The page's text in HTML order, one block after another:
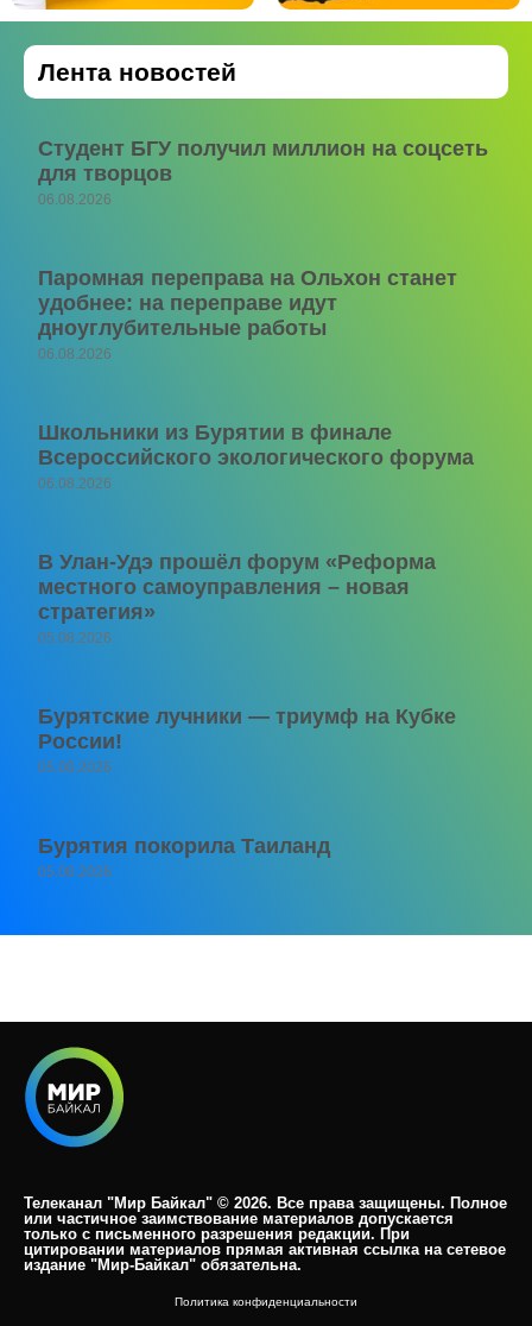
Лента новостей
Студент БГУ получил миллион на соцсеть
для творцов
06.08.2026
Паромная переправа на Ольхон станет
удобнее: на переправе идут
дноуглубительные работы
06.08.2026
Школьники из Бурятии в финале
Всероссийского экологического форума
06.08.2026
В Улан-Удэ прошёл форум «Реформа
местного самоуправления – новая
стратегия»
05.08.2026
Бурятские лучники — триумф на Кубке
России!
05.08.2026
Бурятия покорила Таиланд
05.08.2026
Телеканал "Мир Байкал" © 2026. Все права защищены. Полное
или частичное заимствование материалов допускается
только с письменного разрешения редакции. При
цитировании материалов прямая активная ссылка на сетевое
издание "Мир-Байкал" обязательна.​
Политика конфиденциальности